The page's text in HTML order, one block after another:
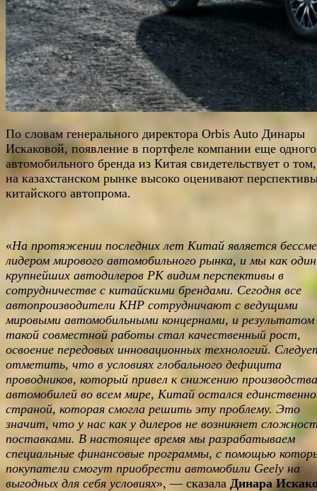
По словам генерального директора Orbis Auto Динары
Искаковой, появление в портфеле компании еще одного
автомобильного бренда из Китая свидетельствует о
на казахстанском рынке высоко оценивают
китайского автопрома.
«На протяжении последних лет Китай является
лидером мирового автомобильного рынка, и мы как
крупнейших автодилеров РК видим перспективы в
сотрудничестве с китайскими брендами. Сегодня все
автопроизводители КНР сотрудничают с ведущими
мировыми автомобильными концернами, и результатом
такой совместной работы стал качественный рост,
освоение передовых инновационных технологий.
отметить, что в условиях глобального дефицита
проводников, который привел к снижению производства
автомобилей во всем мире, Китай остался
страной, которая смогла решить эту проблему. Это
значит, что у нас как у дилеров не возникнет
поставками. В настоящее время мы разрабатываем
специальные финансовые программы, с помощью
покупатели смогут приобрести автомобили Geely на
выгодных для себя условиях», — сказала Динара